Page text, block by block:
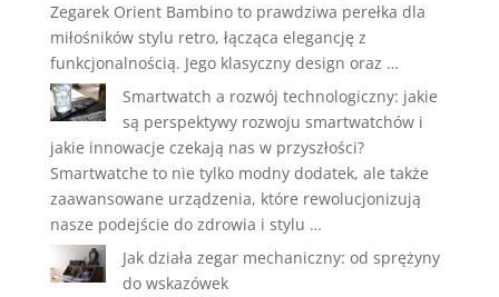
Zegarek Orient Bambino to prawdziwa perełka dla
miłośników stylu retro, łącząca elegancję z
funkcjonalnością. Jego klasyczny design oraz …
Smartwatch a rozwój technologiczny: jakie
są perspektywy rozwoju smartwatchów i
jakie innowacje czekają nas w przyszłości?
Smartwatche to nie tylko modny dodatek, ale także
zaawansowane urządzenia, które rewolucjonizują
nasze podejście do zdrowia i stylu …
Jak działa zegar mechaniczny: od sprężyny
do wskazówek